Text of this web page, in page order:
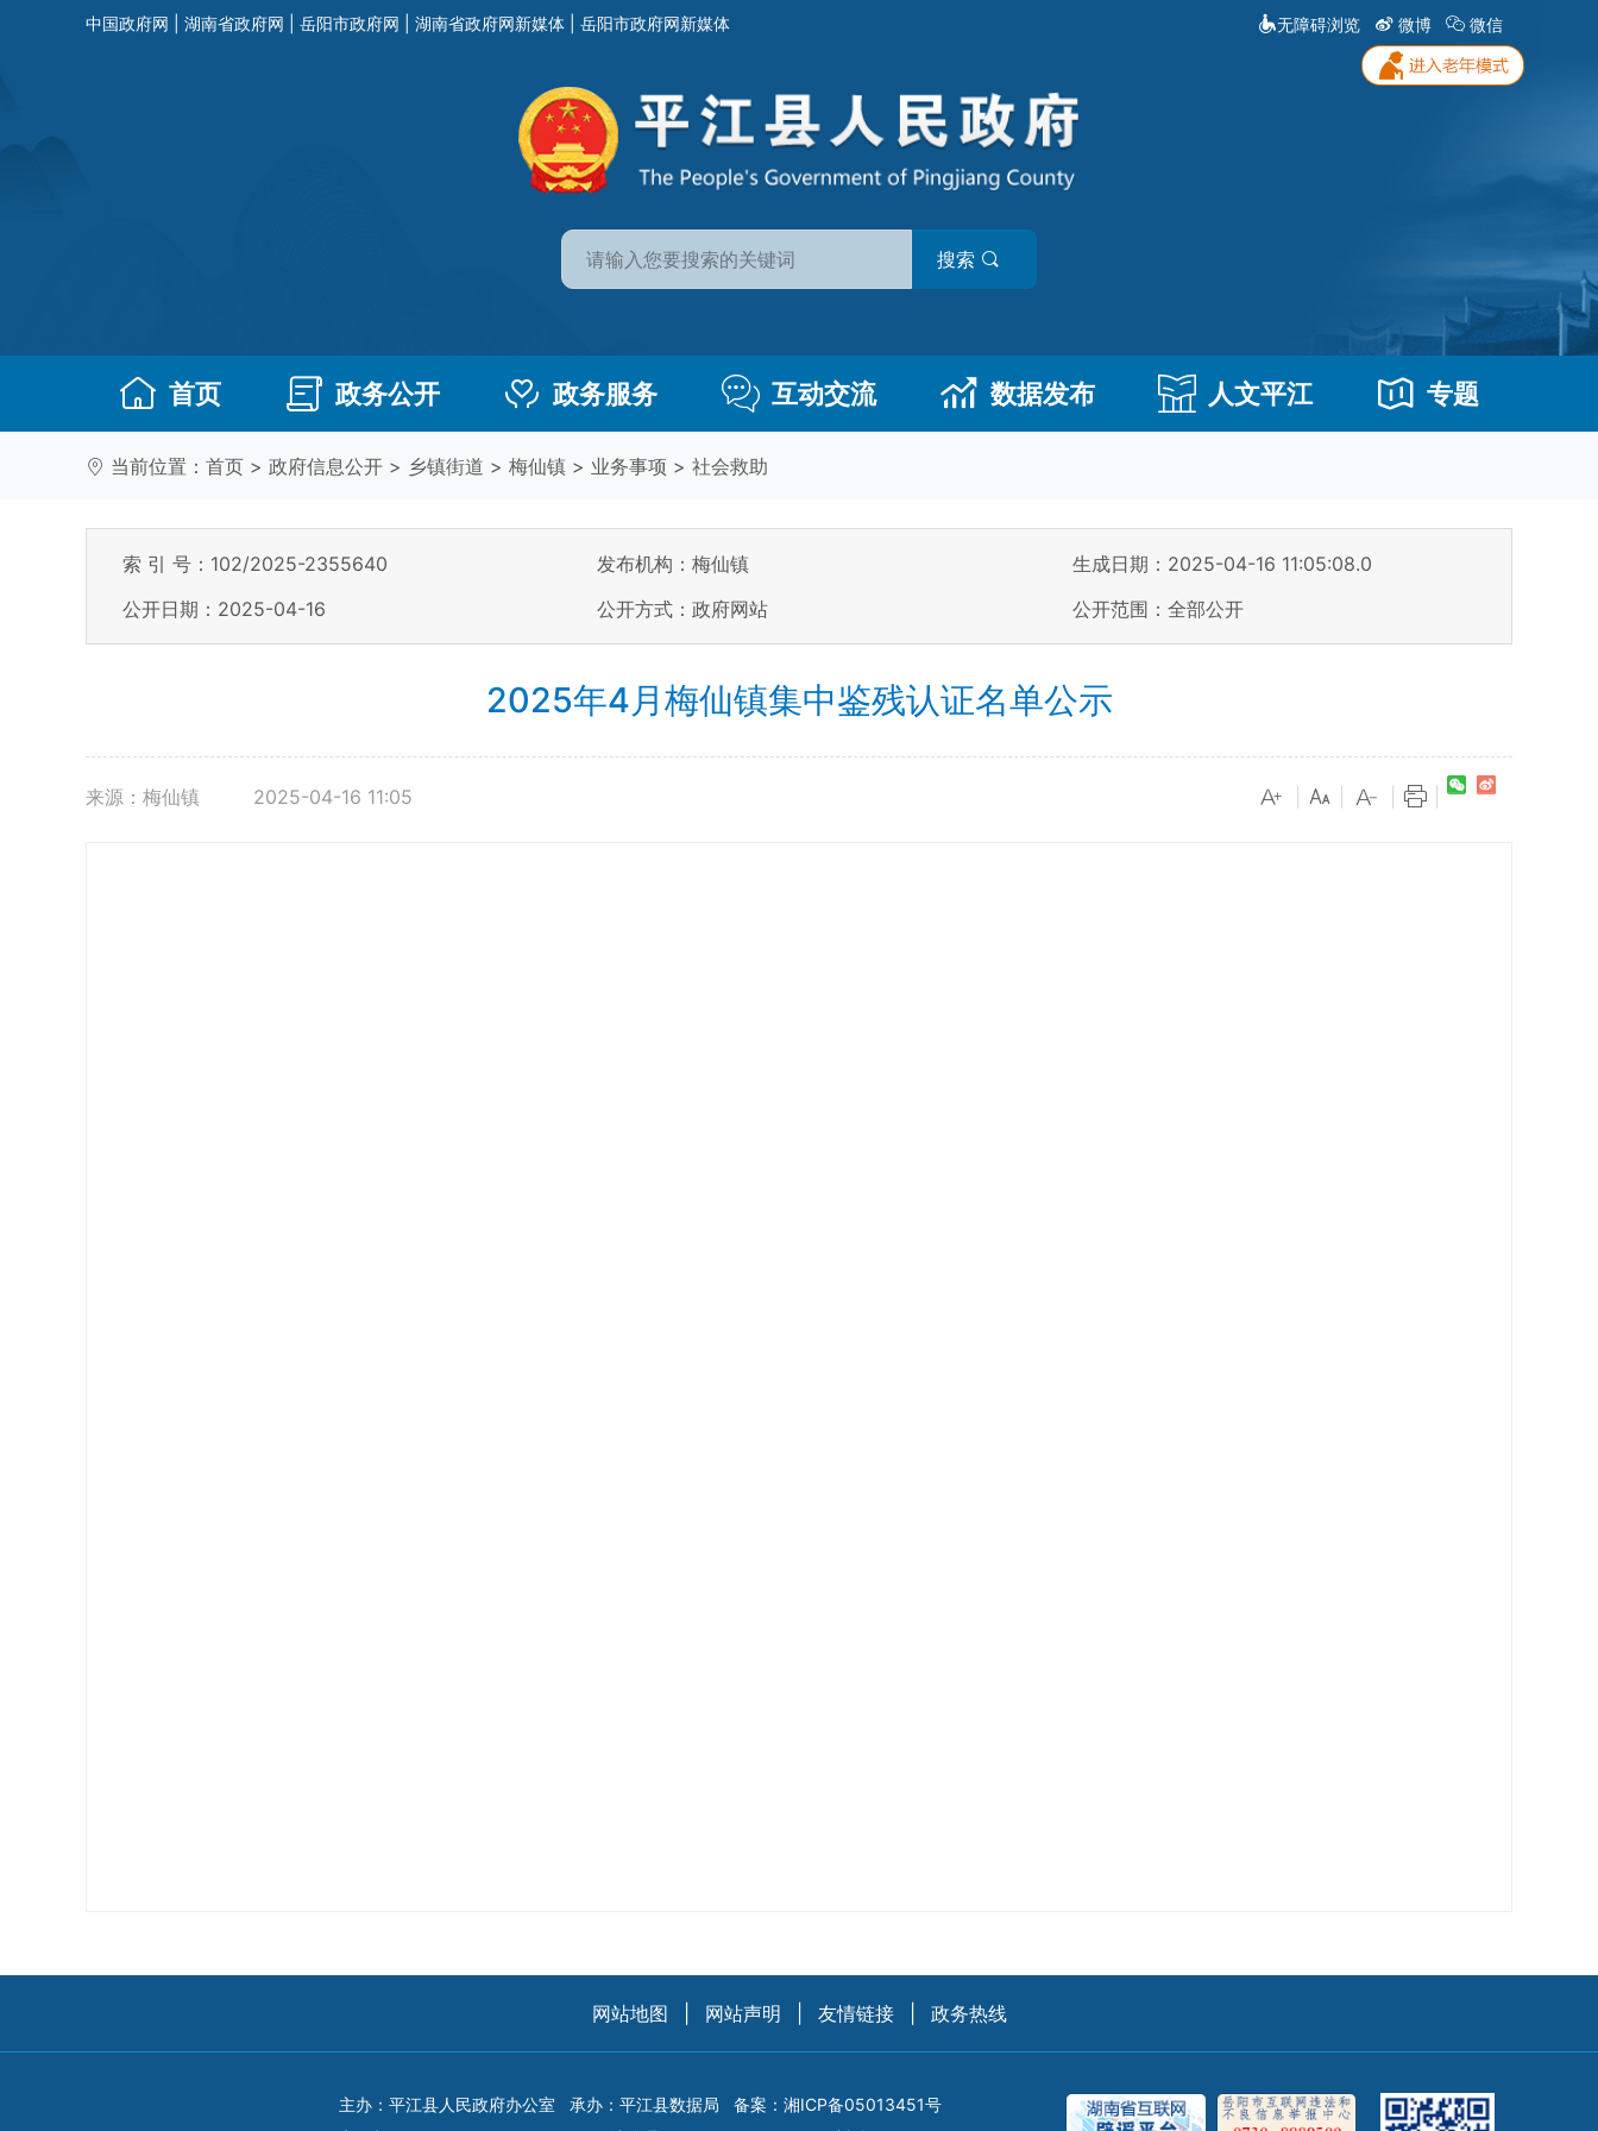
中国政府网 湖南省政府网 岳阳市政府网 湖南省政府网新媒体 岳阳市政府网新媒体 无障碍浏览 微博 微信
搜索
首页 政务公开 政务服务 互动交流 数据发布 人文平江 专题
当前位置： 首页 > 政府信息公开 > 乡镇街道 > 梅仙镇 > 业务事项 > 社会救助
索 引 号：102/2025-2355640 发布机构：梅仙镇
生成日期：2025-04-16 11:05:08.0
公开日期：2025-04-16
公开方式：政府网站 公开范围：全部公开
2025年4月梅仙镇集中鉴残认证名单公示
来源：梅仙镇 2025-04-16 11:05
网站地图 网站声明 友情链接 政务热线
主办：平江县人民政府办公室 承办：平江县数据局 备案： 湘ICP备05013451号